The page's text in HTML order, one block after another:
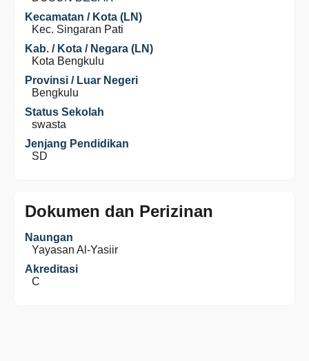
Kecamatan / Kota (LN)
Kec. Singaran Pati
Kab. / Kota / Negara (LN)
Kota Bengkulu
Provinsi / Luar Negeri
Bengkulu
Status Sekolah
swasta
Jenjang Pendidikan
SD
Dokumen dan Perizinan
Naungan
Yayasan Al-Yasiir
Akreditasi
C